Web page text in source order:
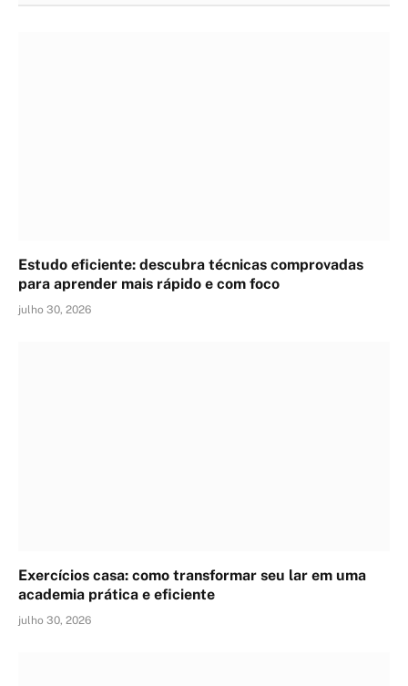
Estudo eficiente: descubra técnicas comprovadas
para aprender mais rápido e com foco
julho 30, 2026
Exercícios casa: como transformar seu lar em uma
academia prática e eficiente
julho 30, 2026